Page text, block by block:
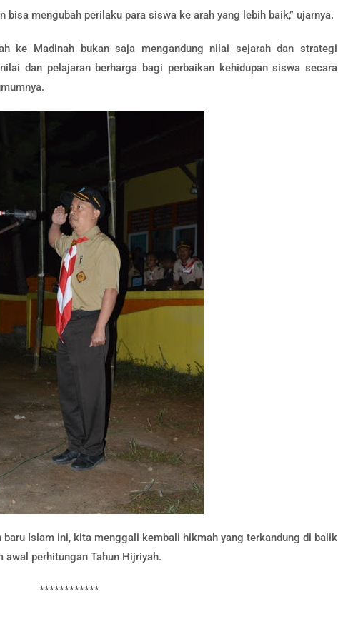
bisa mengubah perilaku para siswa ke arah yang lebih baik,” ujarnya.
ke Madinah bukan saja mengandung nilai sejarah dan strategi
dan pelajaran berharga bagi perbaikan kehidupan siswa secara
Islam ini, kita menggali kembali hikmah yang terkandung di balik
perhitungan Tahun Hijriyah.
************